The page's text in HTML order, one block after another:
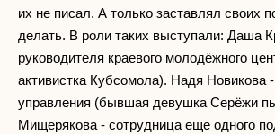
их не писал. А только заставлял своих
делать. В роли таких выступали: Даша
руководителя краевого молодёжного
активистка Кубсомола). Надя Новикова
управления (бывшая девушка Серёжи
Мищерякова - сотрудница еще одного